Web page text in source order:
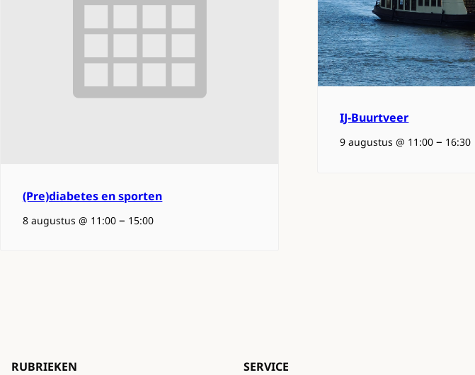
(Pre)diabetes en sporten
8 augustus @ 11:00 – 15:00
IJ-Buurtveer
9 augustus @ 11:00 – 16:30
RUBRIEKEN SERVICE